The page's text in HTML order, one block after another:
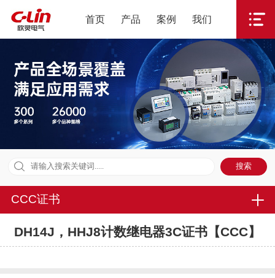
首页 产品 案例 我们
CCC证书
DH14J，HHJ8计数继电器3C证书【CCC】